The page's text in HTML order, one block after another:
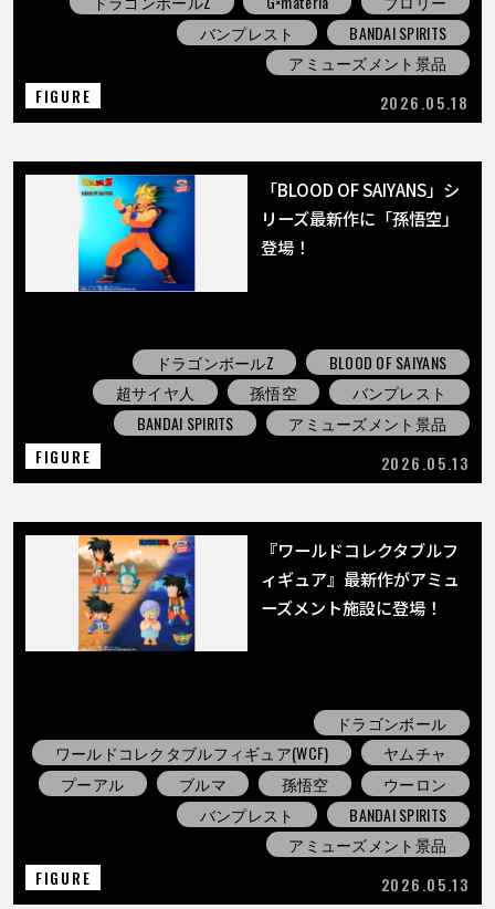
バンプレスト
BANDAI SPIRITS
アミューズメント景品
FIGURE
2026.05.18
「BLOOD OF SAIYANS」シ
リーズ最新作に「孫悟空」
登場！
ドラゴンボールZ
BLOOD OF SAIYANS
超サイヤ人
孫悟空
バンプレスト
BANDAI SPIRITS
アミューズメント景品
FIGURE
2026.05.13
『ワールドコレクタブルフ
ィギュア』最新作がアミュ
ーズメント施設に登場！
ドラゴンボール
ワールドコレクタブルフィギュア(WCF)
ヤムチャ
プーアル
ブルマ 孫悟空
ウーロン
バンプレスト
BANDAI SPIRITS
アミューズメント景品
FIGURE
2026.05.13